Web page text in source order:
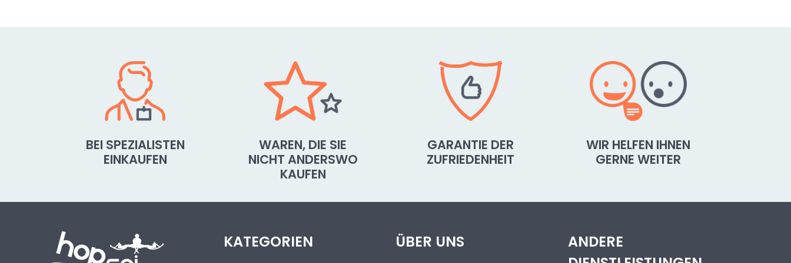
BEI SPEZIALISTEN
EINKAUFEN
WAREN, DIE SIE
NICHT ANDERSWO
KAUFEN
GARANTIE DER
ZUFRIEDENHEIT
WIR HELFEN IHNEN
GERNE WEITER
KATEGORIEN ÜBER UNS
ANDERE